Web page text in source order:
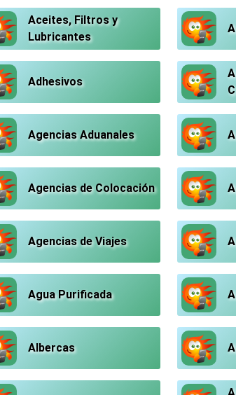
Aceites, Filtros y
Lubricantes
Adhesivos
Agencias Aduanales
Agencias de Colocación
Agencias de Viajes
Agua Purificada
Albercas